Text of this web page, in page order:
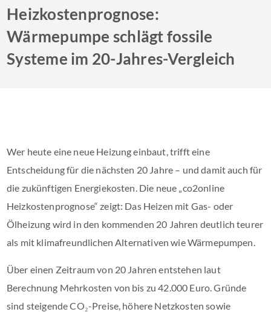
Heizkostenprognose:
Wärmepumpe schlägt fossile
Systeme im 20-Jahres-Vergleich
Wer heute eine neue Heizung einbaut, trifft eine
Entscheidung für die nächsten 20 Jahre – und damit auch für
die zukünftigen Energiekosten. Die neue „co2online
Heizkostenprognose“ zeigt: Das Heizen mit Gas- oder
Ölheizung wird in den kommenden 20 Jahren deutlich teurer
als mit klimafreundlichen Alternativen wie Wärmepumpen.
Über einen Zeitraum von 20 Jahren entstehen laut
Berechnung Mehrkosten von bis zu 42.000 Euro. Gründe
sind steigende CO₂-Preise, höhere Netzkosten sowie